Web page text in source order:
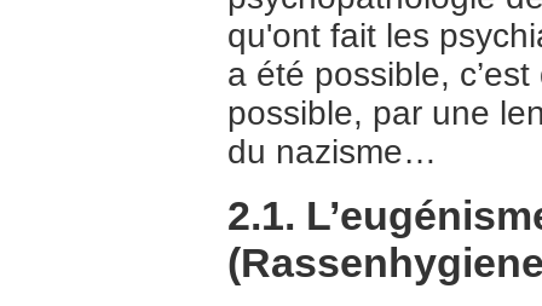
qu'ont fait les
a été possible,
possible, par une
du nazisme…
2.1.